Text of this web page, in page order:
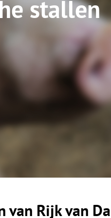
stallen
van Rijk van